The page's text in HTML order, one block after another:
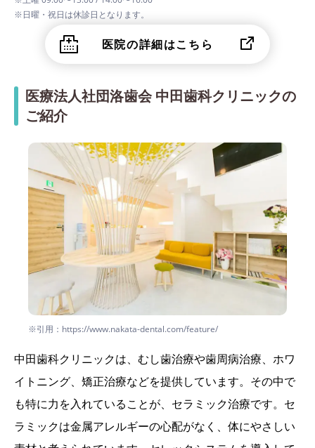
※日曜・祝日は休診日となります。
医院の詳細はこちら
医療法人社団洛歯会 中田歯科クリニックの
ご紹介
※引用：https://www.nakata-dental.com/feature/
中田歯科クリニックは、むし歯治療や歯周病治療、ホワ
イトニング、矯正治療などを提供しています。その中で
も特に力を入れていることが、セラミック治療です。セ
ラミックは金属アレルギーの心配がなく、体にやさしい